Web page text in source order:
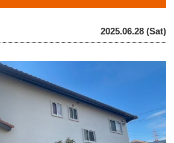
2025.06.28 (Sat)